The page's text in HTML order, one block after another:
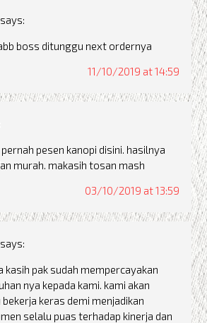
says:
boss ditunggu next ordernya
11/10/2019 at 14:59
pesen kanopi disini. hasilnya
murah. makasih tosan mash
03/10/2019 at 13:59
says:
kasih pak sudah mempercayakan
nya kepada kami. kami akan
keras demi menjadikan
selalu puas terhadap kinerja dan